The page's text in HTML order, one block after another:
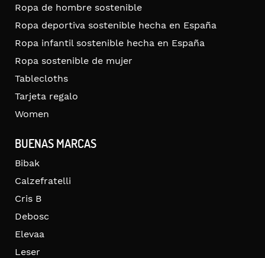
Ropa de hombre sostenible
Ropa deportiva sostenible hecha en España
Ropa infantil sostenible hecha en España
Ropa sostenible de mujer
Tablecloths
Tarjeta regalo
Women
BUENAS MARCAS
Bibak
Calzefratelli
Cris B
Debosc
Elevaa
Leser